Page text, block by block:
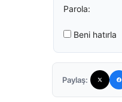
Parola:
Beni hatırla
Paylaş: